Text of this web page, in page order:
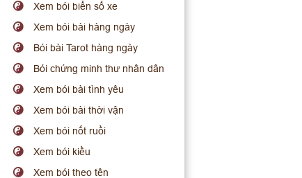
Xem bói biển số xe
Xem bói bài hàng ngày
Bói bài Tarot hàng ngày
Bói chứng minh thư nhân dân
Xem bói bài tình yêu
Xem bói bài thời vận
Xem bói nốt ruồi
Xem bói kiều
Xem bói theo tên